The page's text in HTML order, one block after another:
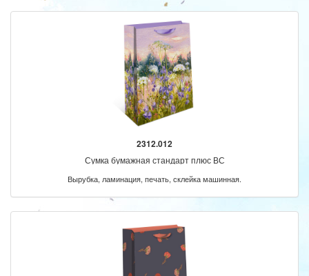
2312.012
Сумка бумажная стандарт плюс ВС
Вырубка, ламинация, печать, склейка машинная.